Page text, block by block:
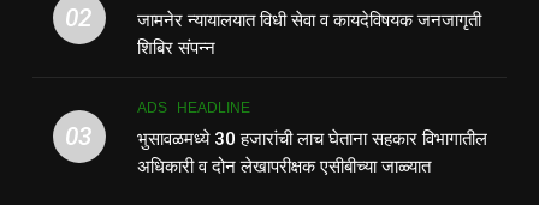
02
जामनेर न्यायालयात विधी सेवा व कायदेविषयक जनजागृती
शिबिर संपन्न
03
ADS HEADLINE
भुसावळमध्ये 30 हजारांची लाच घेताना सहकार विभागातील
अधिकारी व दोन लेखापरीक्षक एसीबीच्या जाळ्यात